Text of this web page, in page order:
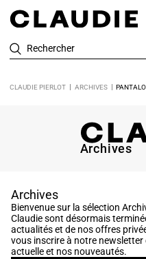
Rechercher
CLAUDIE PIERLOT ARCHIVES
Archives
Archives
Bienvenue sur la sélection
Claudie sont désormais
actualités et de nos offres
vous inscrire à notre
actuelle et nos nouveautés.